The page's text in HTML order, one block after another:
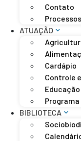
Contato
ATUAÇÃO
Cardápio
Controle
BIBLIOTECA